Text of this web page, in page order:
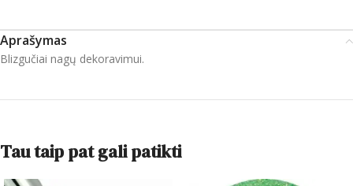
Aprašymas
Blizgučiai nagų dekoravimui.
Tau taip pat gali patikti